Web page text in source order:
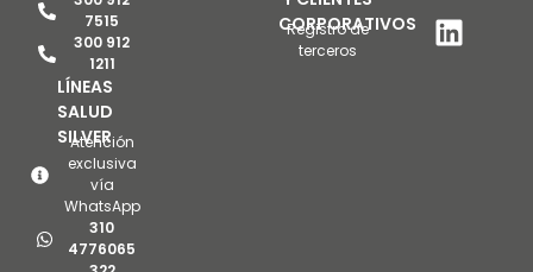
7515
300 912
1211
LÍNEAS
SALUD
SILVER
Atención
exclusiva
vía
WhatsApp
310
4776065
CORPORATIVOS
Registro de
terceros